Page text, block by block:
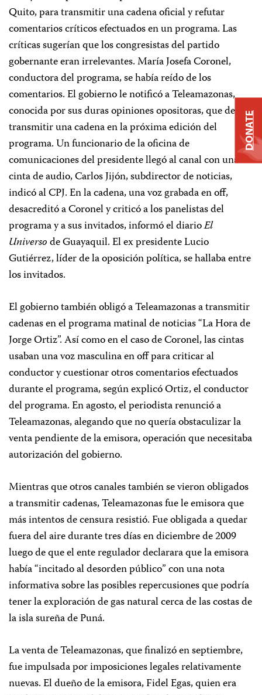
Quito, para transmitir una cadena oficial y refutar
comentarios críticos efectuados en un programa. Las
críticas sugerían que los congresistas del partido
gobernante eran irrelevantes. María Josefa Coronel,
conductora del programa, se había reído de los
comentarios. El gobierno le notificó a Teleamazonas,
conocida por sus duras opiniones opositoras, que debía
transmitir una cadena en la próxima edición del
programa. Un funcionario de la oficina de
comunicaciones del presidente llegó al canal con una
cinta de audio, Carlos Jijón, subdirector de noticias,
indicó al CPJ. En la cadena, una voz grabada en off,
desacreditó a Coronel y criticó a los panelistas del
programa y a sus invitados, informó el diarioEl
Universode Guayaquil. El ex presidente Lucio
Gutiérrez, líder de la oposición política, se hallaba entre
los invitados.
El gobierno también obligó a Teleamazonas a transmitir
cadenas en el programa matinal de noticias “La Hora de
Jorge Ortiz”. Así como en el caso de Coronel, las cintas
usaban una voz masculina en off para criticar al
conductor y cuestionar otros comentarios efectuados
durante el programa, según explicó Ortiz, el conductor
del programa. En agosto, el periodista renunció a
Teleamazonas, alegando que no quería obstaculizar la
venta pendiente de la emisora, operación que necesitaba
autorización del gobierno.
Mientras que otros canales también se vieron obligados
a transmitir cadenas, Teleamazonas fue le emisora que
más intentos de censura resistió. Fue obligada a quedar
fuera del aire durante tres días en diciembre de 2009
luego de que el ente regulador declarara que la emisora
había “incitado al desorden público” con una nota
informativa sobre las posibles repercusiones que podría
tener la exploración de gas natural cerca de las costas de
la isla sureña de Puná.
La venta de Teleamazonas, que finalizó en septiembre,
fue impulsada por imposiciones legales relativamente
nuevas. El dueño de la emisora, Fidel Egas, quien era
DONATE